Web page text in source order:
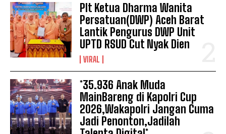
Plt Ketua Dharma Wanita
Persatuan(DWP) Aceh Barat
Lantik Pengurus DWP Unit
UPTD RSUD Cut Nyak Dien
VIRAL
*35.936 Anak Muda
MainBareng di Kapolri Cup
2026,Wakapolri Jangan Cuma
Jadi Penonton,Jadilah